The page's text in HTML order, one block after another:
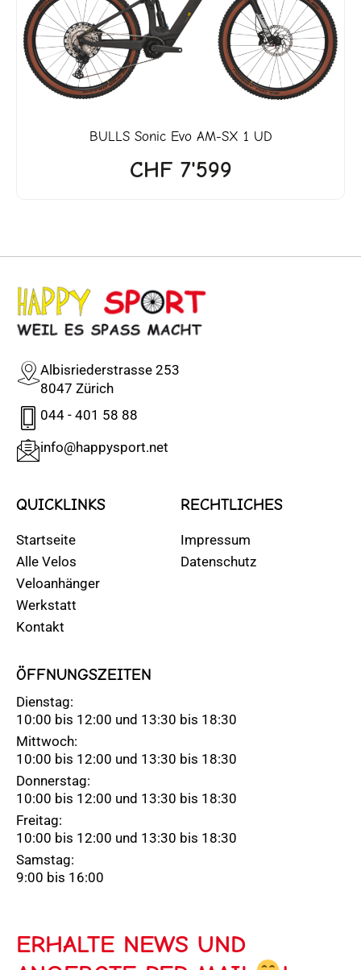
BULLSSonic Evo AM-SX 1 UD
CHF7'599
Albisriederstrasse 253
8047 Zürich
044 - 401 58 88
info@happysport.net
QUICKLINKS
Startseite
Alle Velos
Veloanhänger
Werkstatt
Kontakt
RECHTLICHES
Impressum
Datenschutz
ÖFFNUNGSZEITEN
Dienstag:
10:00 bis 12:00 und 13:30 bis 18:30
Mittwoch:
10:00 bis 12:00 und 13:30 bis 18:30
Donnerstag:
10:00 bis 12:00 und 13:30 bis 18:30
Freitag:
10:00 bis 12:00 und 13:30 bis 18:30
Samstag:
9:00 bis 16:00
ERHALTE NEWS UND